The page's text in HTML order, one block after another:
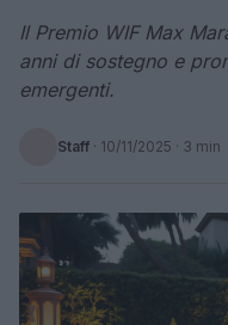
Il Premio WIF Max
anni di sostegno e
emergenti.
Staff · 10/11/2025 · 3 min